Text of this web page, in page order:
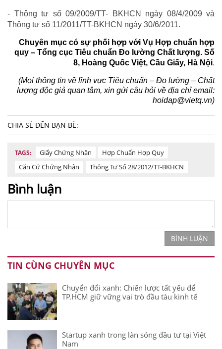
- Thông tư số 09/2009/TT- BKHCN ngày 08/4/2009 và
Thông tư số 11/2011/TT-BKHCN ngày 30/6/2011.
Chuyên mục có sự phối hợp với Vụ Hợp chuẩn hợp
quy – Tổng cục Tiêu chuẩn Đo lường Chất lượng. Số
8, Hoàng Quốc Việt, Cầu Giấy, Hà Nội.
(Mọi thông tin về lĩnh vực Tiêu chuẩn – Đo lường – Chất
lượng độc giả quan tâm, xin gửi câu hỏi về địa chỉ email:
hoidap@vietq.vn)
CHIA SẺ ĐẾN BẠN BÈ:
TAGS: Giấy Chứng Nhận
Hợp Chuẩn Hợp Quy
Căn Cứ Chứng Nhận
Thông Tư Số 28/2012/TT-BKHCN
Bình luận
BÌNH LUẬN
TIN CÙNG CHUYÊN MỤC
Chuyển đổi xanh: Chiến lược tất yếu để
TP.HCM giữ vững vai trò đầu tàu kinh tế
Startup xanh trong làn sóng đầu tư tại Việt
Nam